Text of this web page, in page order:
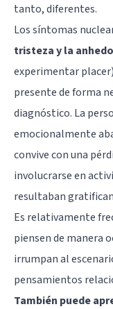
tanto, diferentes.
Los síntomas
tristeza y la
experimentar
presente de forma
diagnóstico. La
emocionalmente
convive con una
involucrarse en
resultaban
Es relativamente
piensen de manera
irrumpan al
pensamientos
También puede